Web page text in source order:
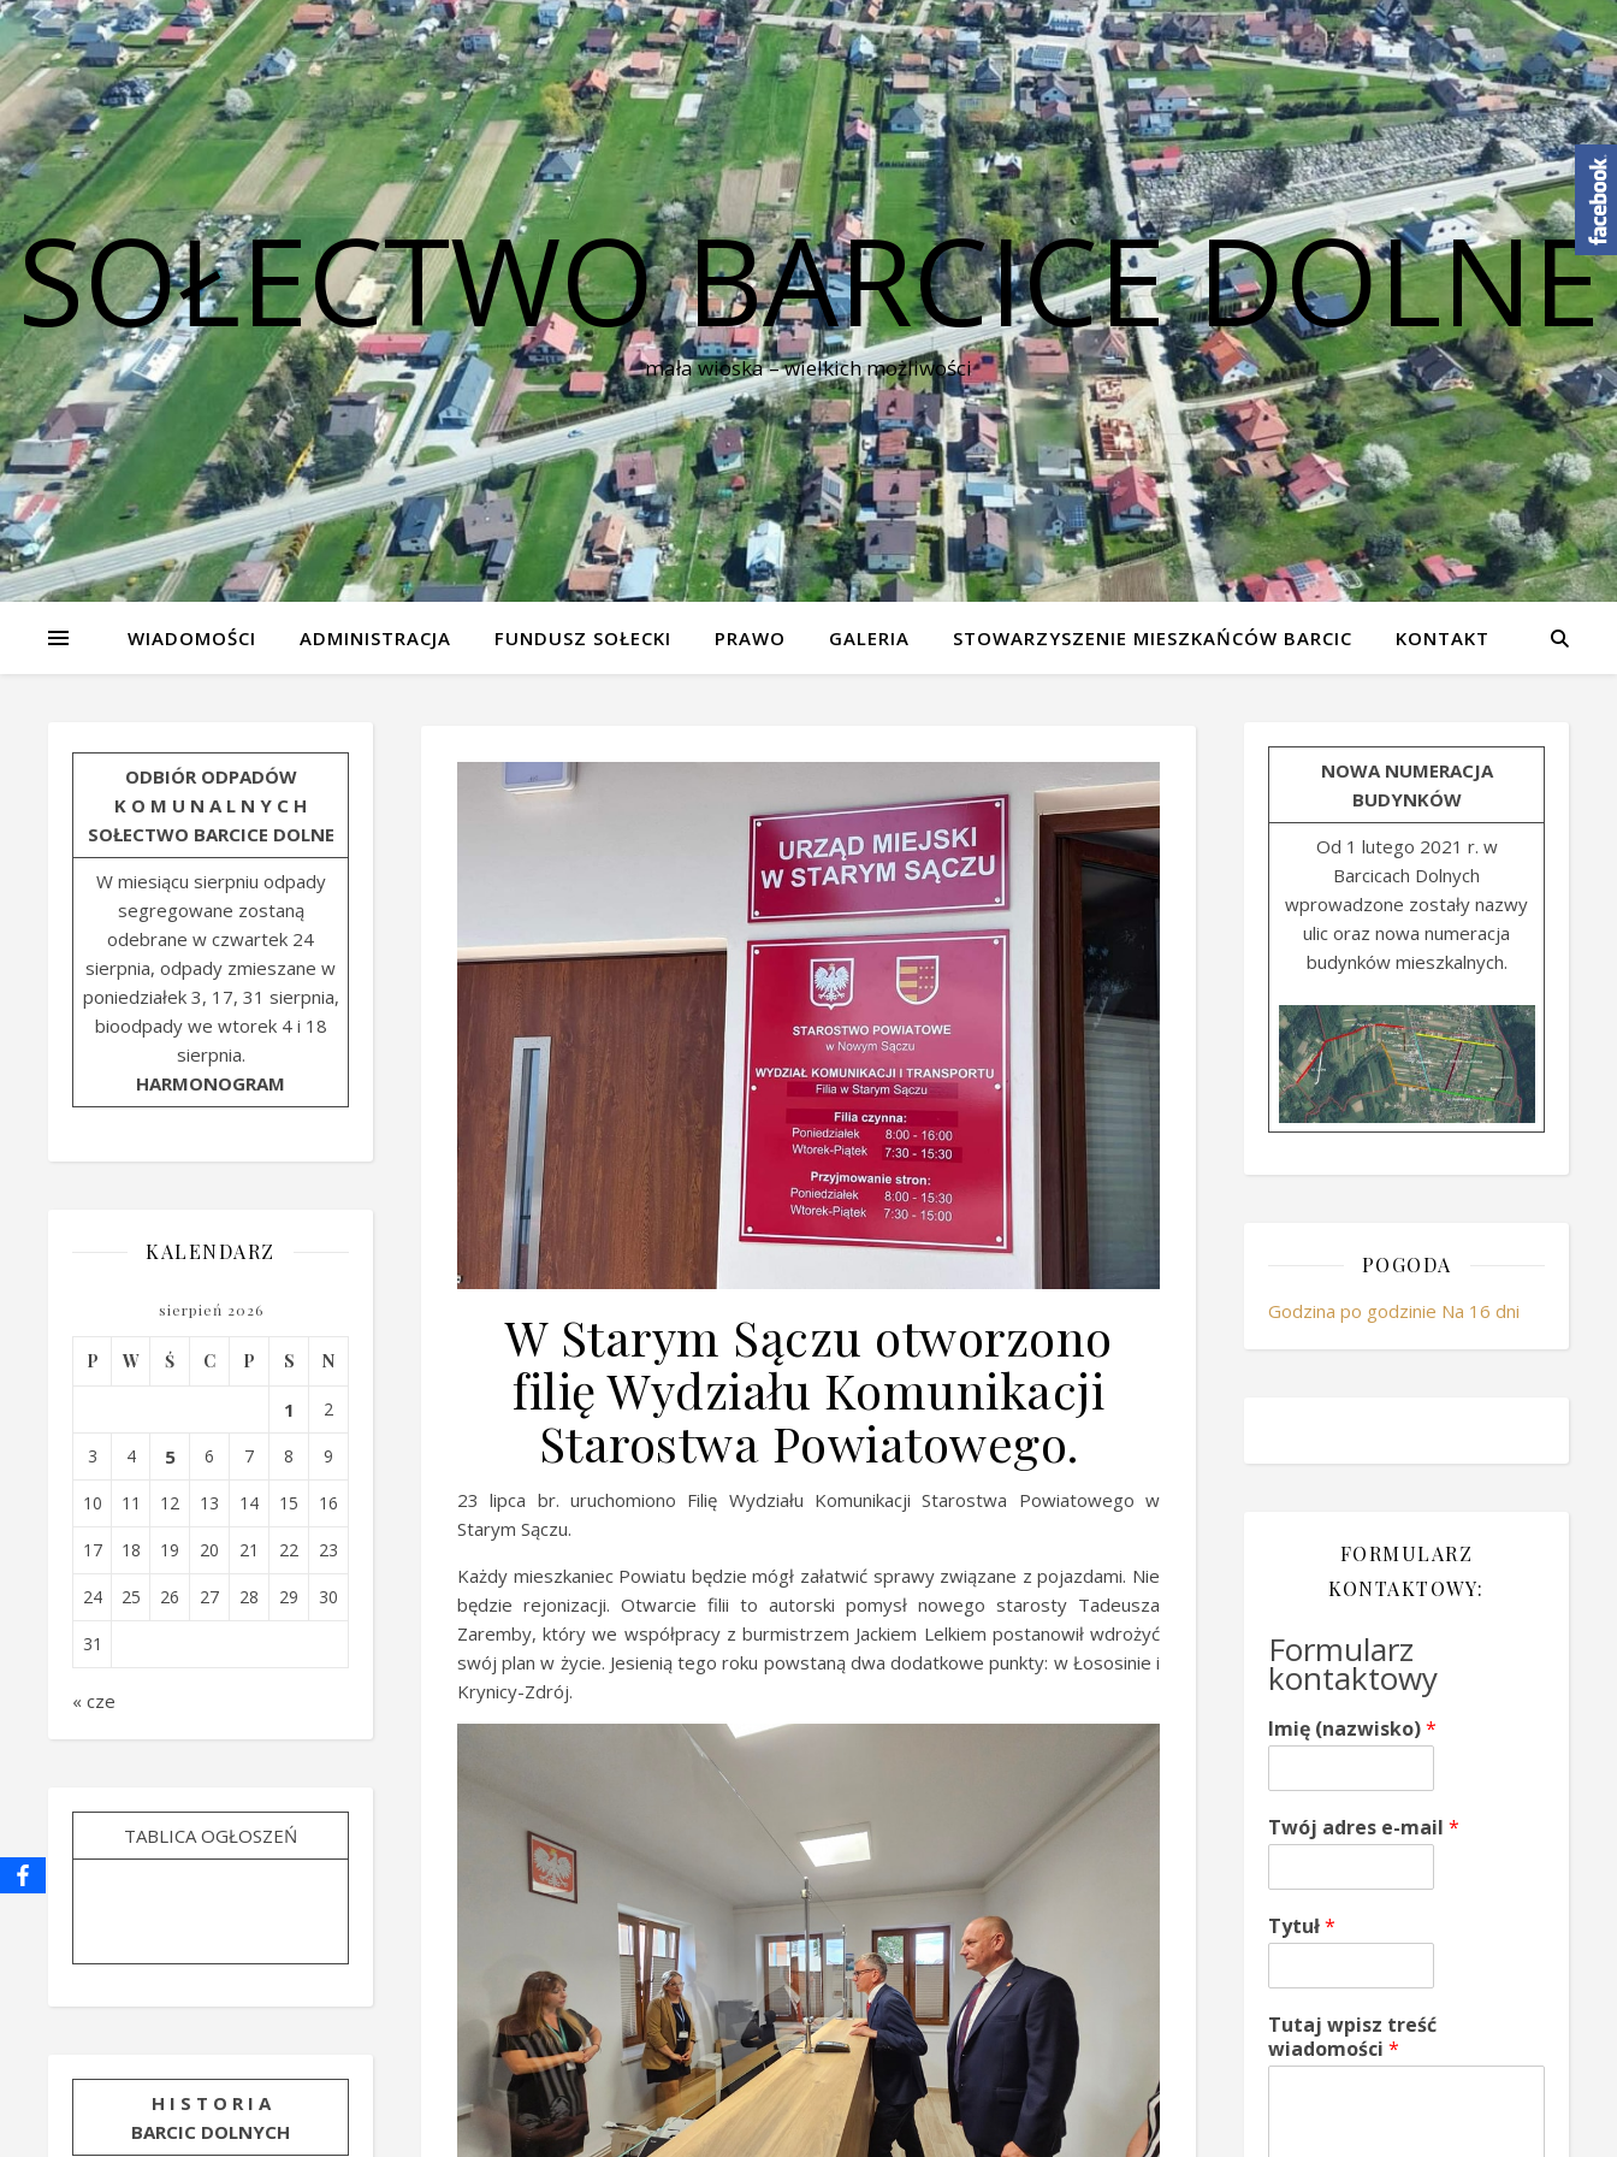
SOŁECTWO BARCICE DOLNE
mała wioska – wielkich możliwości
WIADOMOŚCI ADMINISTRACJA FUNDUSZ SOŁECKI PRAWO GALERIA STOWARZYSZENIE MIESZKAŃCÓW BARCIC KONTAKT
ODBIÓR ODPADÓW
K O M U N A L N Y C H
SOŁECTWO BARCICE DOLNE
W miesiącu sierpniu odpady
segregowane zostaną
odebrane w czwartek 24
sierpnia, odpady zmieszane w
poniedziałek 3, 17, 31 sierpnia,
bioodpady we wtorek 4 i 18
sierpnia.
HARMONOGRAM
KALENDARZ
sierpień 2026
P W Ś C P S N
1 2
3 4 5 6 7 8 9
10 11 12 13 14 15 16
17 18 19 20 21 22 23
24 25 26 27 28 29 30
31
« cze
TABLICA OGŁOSZEŃ
H I S T O R I A
BARCIC DOLNYCH
W Starym Sączu otworzono
filię Wydziału Komunikacji
Starostwa Powiatowego.
23 lipca br. uruchomiono Filię Wydziału Komunikacji Starostwa Powiatowego w
Starym Sączu.
Każdy mieszkaniec Powiatu będzie mógł załatwić sprawy związane z pojazdami. Nie
będzie rejonizacji. Otwarcie filii to autorski pomysł nowego starosty Tadeusza
Zaremby, który we współpracy z burmistrzem Jackiem Lelkiem postanowił wdrożyć
swój plan w życie. Jesienią tego roku powstaną dwa dodatkowe punkty: w Łososinie i
Krynicy-Zdrój.
NOWA NUMERACJA
BUDYNKÓW
Od 1 lutego 2021 r. w
Barcicach Dolnych
wprowadzone zostały nazwy
ulic oraz nowa numeracja
budynków mieszkalnych.
POGODA
Godzina po godzinie Na 16 dni
FORMULARZ
KONTAKTOWY:
Formularz
kontaktowy
Imię (nazwisko)*
Twój adres e-mail *
Tytuł*
Tutaj wpisz treść
wiadomości *